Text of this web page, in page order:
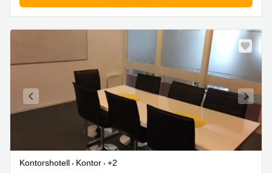
Kontorshotell Kontor
+2